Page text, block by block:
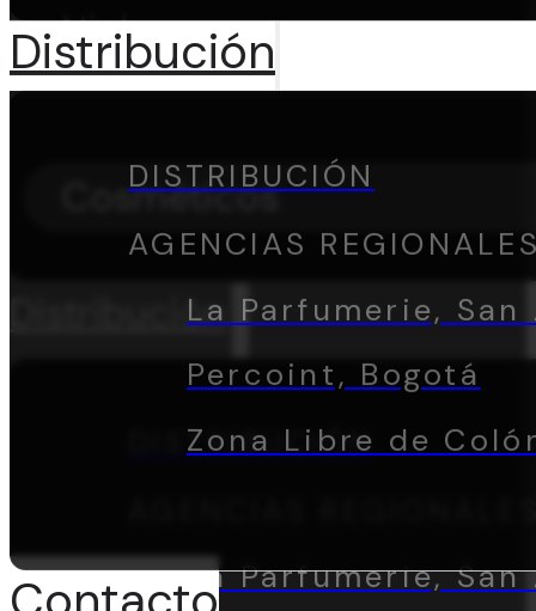
Niche
Cosméticos
Distribución
DISTRIBUCIÓN
La Parfumerie,
Distribución
DISTRIBUCIÓN
AGENCIAS
La Parfumerie,
Percoint, Bogotá
Zona Libre de